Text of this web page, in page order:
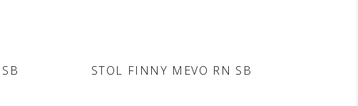
POVPRAŠEVANJE
STOL FINNY MEVO RN SB